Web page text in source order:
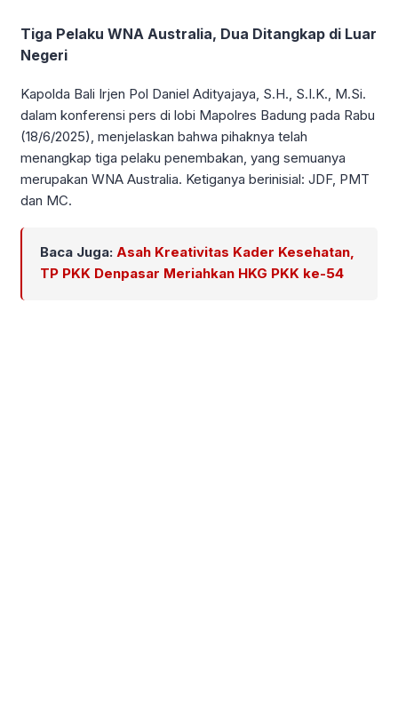
Tiga Pelaku WNA Australia, Dua Ditangkap di Luar
Negeri
Kapolda Bali Irjen Pol Daniel Adityajaya, S.H., S.I.K., M.Si.
dalam konferensi pers di lobi Mapolres Badung pada Rabu
(18/6/2025), menjelaskan bahwa pihaknya telah
menangkap tiga pelaku penembakan, yang semuanya
merupakan WNA Australia. Ketiganya berinisial: JDF, PMT
dan MC.
Baca Juga: Asah Kreativitas Kader Kesehatan,
TP PKK Denpasar Meriahkan HKG PKK ke-54